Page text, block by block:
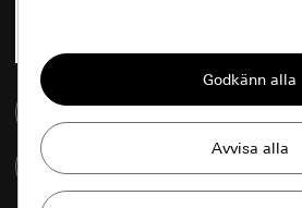
Till
Alla cookies som krävs för att
sidan.
Databehandlingssyfte:
våra utbud